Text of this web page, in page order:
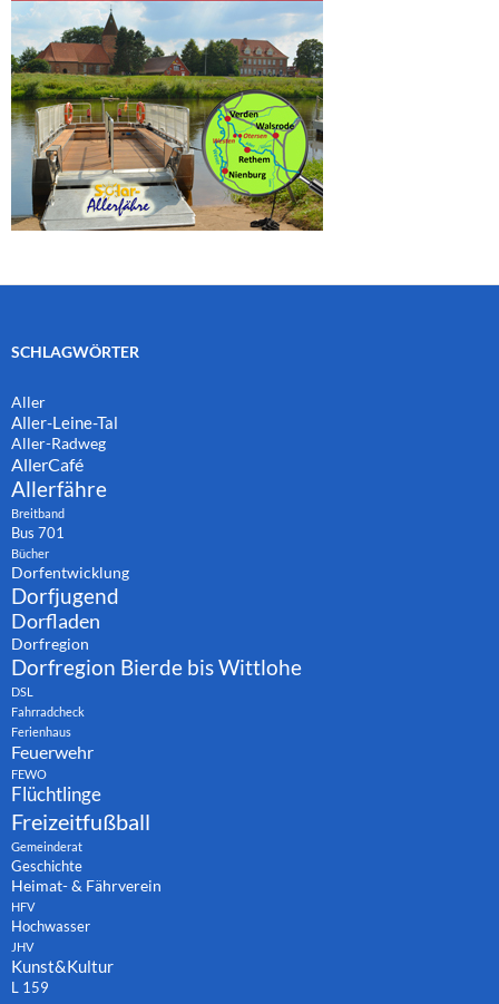
SCHLAGWÖRTER
Aller
Aller-Leine-Tal
Aller-Radweg
AllerCafé
Allerfähre
Breitband
Bus 701
Bücher
Dorfentwicklung
Dorfjugend
Dorfladen
Dorfregion
Dorfregion Bierde bis Wittlohe
DSL
Fahrradcheck
Ferienhaus
Feuerwehr
FEWO
Flüchtlinge
Freizeitfußball
Gemeinderat
Geschichte
Heimat- & Fährverein
HFV
Hochwasser
JHV
Kunst&Kultur
L 159